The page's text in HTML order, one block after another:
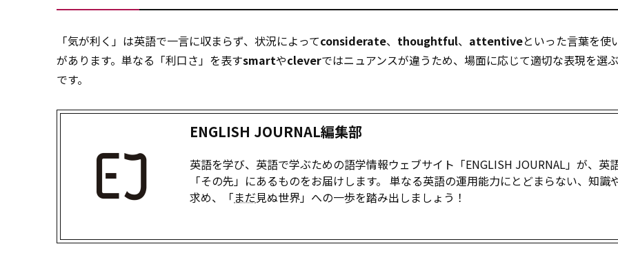
「気が利く」は英語で一言に収まらず、状況によってconsiderate、 thoughtful、 attentiveといった言葉を使
があります。単なる「利口さ」を表すsmartやcleverではニュアンスが違うため、場面に応じて適切な表現を選
です。
ENGLISH JOURNAL編集部
英語を学び、英語で学ぶための語学情報ウェブサイト「ENGLISH JOURNAL」が、英
「その先」にあるものをお届けします。 単なる英語の運用能力にとどまらない、知識
求め、「まだ見ぬ世界」への一歩を踏み出しましょう！